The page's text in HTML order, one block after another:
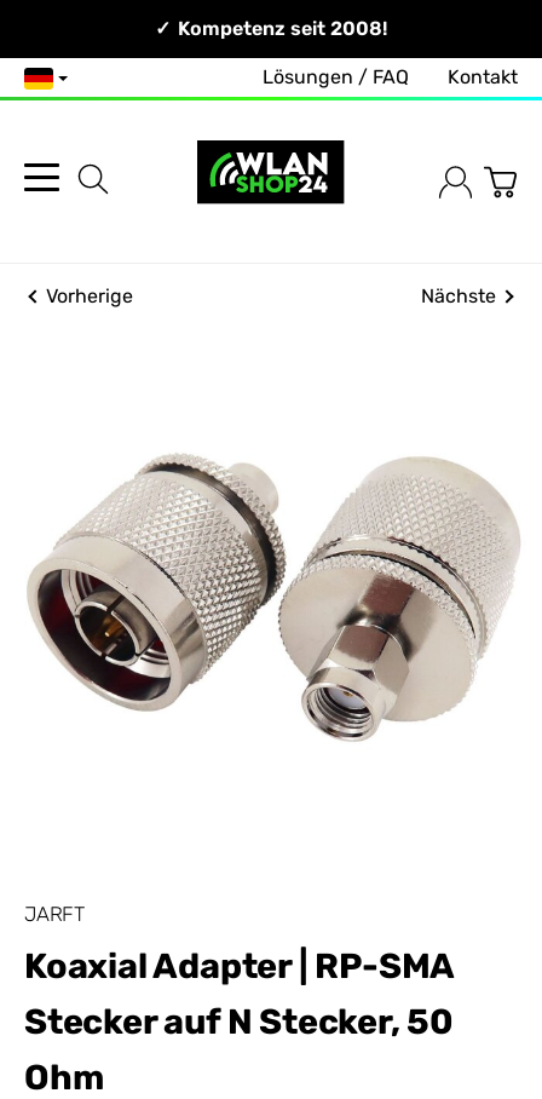
Persönlich & Erreichbar!Kompetenz seit 2008!
Deutsch Lösungen / FAQ Kontakt
Vorherige Nächste
JARFT
Koaxial Adapter | RP-SMA
Stecker auf N Stecker, 50
Ohm